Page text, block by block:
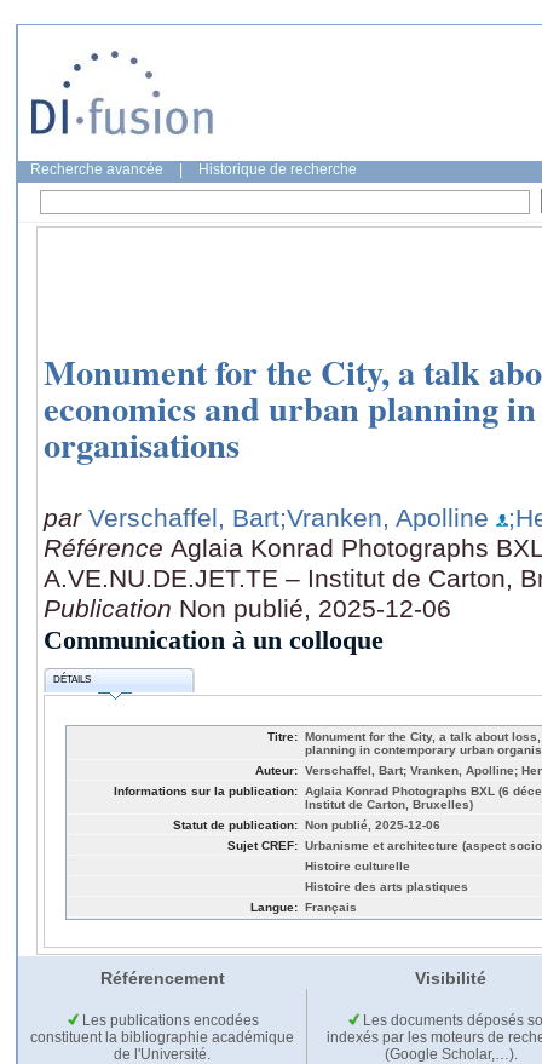
Recherche avancée Historique de recherche
Monument for the City, a talk
economics and urban planning
organisations
par Verschaffel, Bart;Vranken, Apolline
Référence Aglaia Konrad Photographs
A.VE.NU.DE.JET.TE – Institut de Carton,
Publication Non publié, 2025-12-06
Communication à un colloque
DÉTAILS
Titre: Monument for the City, a talk about
planning in contemporary urban
Auteur: Verschaffel, Bart; Vranken, Apolline;
Informations sur la publication: Aglaia Konrad Photographs BXL (6
Institut de Carton, Bruxelles)
Statut de publication: Non publié, 2025-12-06
Sujet CREF: Urbanisme et architecture (aspect
Histoire culturelle
Histoire des arts plastiques
Langue: Français
Référencement Visibilité
Les publications encodées
constituent la bibliographie académique
de l'Université.
Les documents déposés
indexés par les moteurs de
(Google Scholar,…).